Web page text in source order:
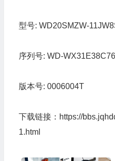
型号: WD20SMZW-
序列号: WD-
版本号: 0006004T
下载链接： https://
1.html